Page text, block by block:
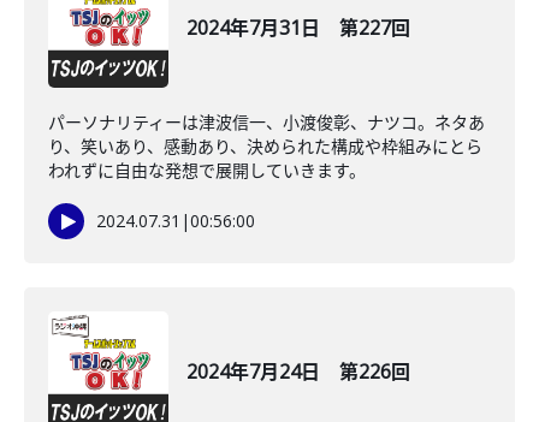
2024年7月31日 第227回
パーソナリティーは津波信一、小渡俊彰、ナツコ。ネタあ
り、笑いあり、感動あり、決められた構成や枠組みにとら
われずに自由な発想で展開していきます。
2024.07.31 |00:56:00
2024年7月24日 第226回